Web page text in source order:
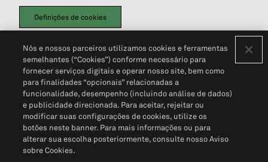
Definições de cookies
Política de PrivacidadePortal de privacidade do cliente (em inglês)
Não Venda Minhas Informações Pessoais© 2026 S&P Global
Nós e nossos parceiros utilizamos cookies e ferramentas
semelhantes (“Cookies”) conforme necessário para
fornecer serviços digitais e operar nosso site, bem como
para finalidades “opcionais” relacionadas a
funcionalidade, desempenho (incluindo análise de dados)
e publicidade direcionada. Para aceitar, rejeitar ou
modificar suas configurações de cookies, utilize os
botões neste banner. Para mais informações ou para
alterar sua escolha posteriormente, consulte nosso Aviso
sobre Cookies.